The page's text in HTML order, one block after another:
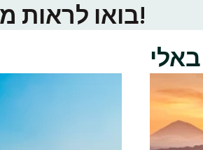
בואו לראות מה קורה בעוד ערי טינדר באזור שלכם!
באלי